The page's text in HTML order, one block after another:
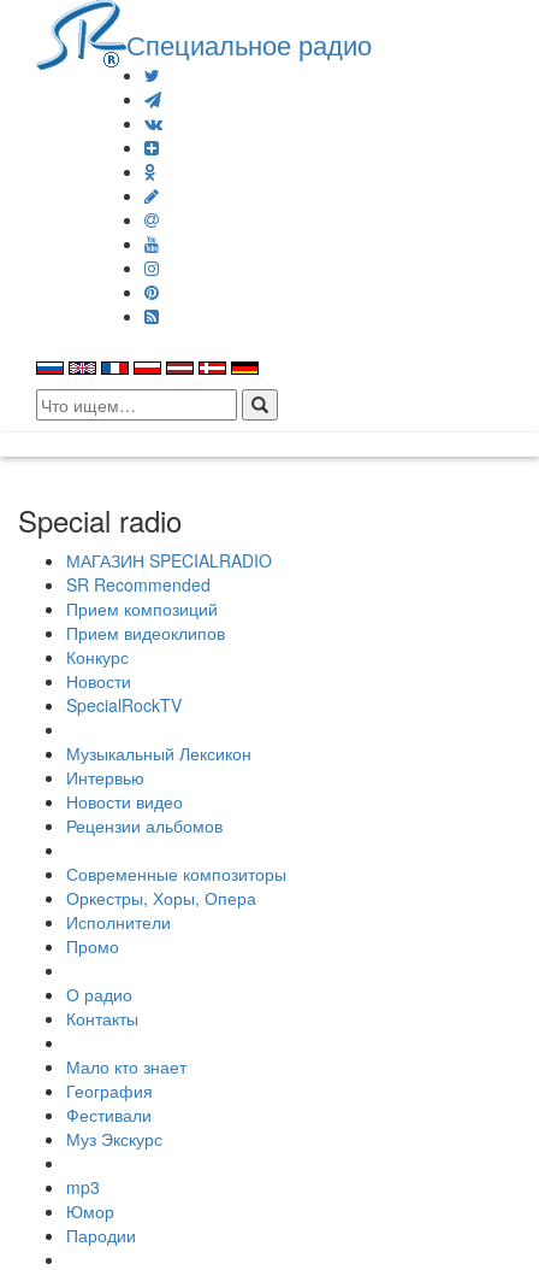
Специальное радио
Search
for:
Special radio
МАГАЗИН SPECIALRADIO
SR Recommended
Прием композиций
Прием видеоклипов
Конкурс
Новости
SpecialRockTV
Музыкальный Лексикон
Интервью
Новости видео
Рецензии альбомов
Современные композиторы
Оркестры, Хоры, Опера
Исполнители
Промо
О радио
Контакты
Мало кто знает
География
Фестивали
Муз Экскурс
mp3
Юмор
Пародии